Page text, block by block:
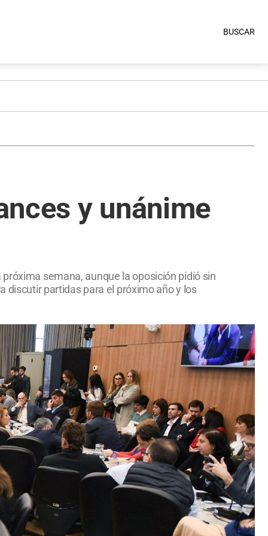
BUSCAR
y unánime
semana, aunque la oposición pidió sin
discutir partidas para el próximo año y los